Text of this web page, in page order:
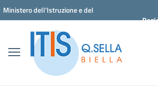
Vai ai contenuti
Vai al menu di navigazione
Vai al footer
Ministero dell'Istruzione e del